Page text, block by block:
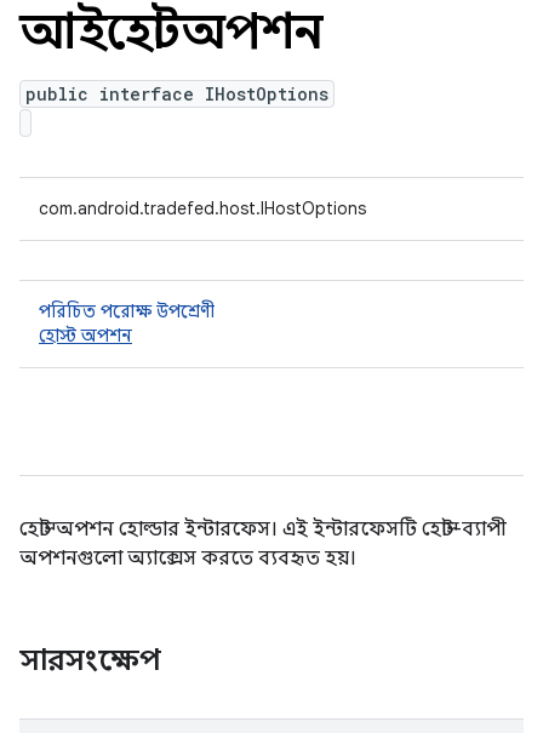
আইহোস্টঅপশন
public interface IHostOptions
com.android.tradefed.host.IHostOptions
পরিচিত পরোক্ষ উপশ্রেণী
হোস্ট অপশন
হোস্ট অপশন হোল্ডার ইন্টারফেস। এই ইন্টারফেসটি হোস্ট-ব্যাপী
অপশনগুলো অ্যাক্সেস করতে ব্যবহৃত হয়।
সারসংক্ষেপ